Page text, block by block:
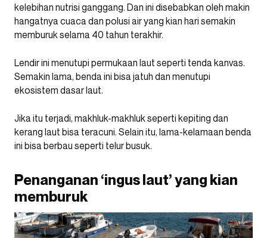
kelebihan nutrisi ganggang. Dan ini disebabkan oleh makin
hangatnya cuaca dan polusi air yang kian hari semakin
memburuk selama 40 tahun terakhir.
Lendir ini menutupi permukaan laut seperti tenda kanvas.
Semakin lama, benda ini bisa jatuh dan menutupi
ekosistem dasar laut.
Jika itu terjadi, makhluk-makhluk seperti kepiting dan
kerang laut bisa teracuni. Selain itu, lama-kelamaan benda
ini bisa berbau seperti telur busuk.
Penanganan ‘ingus laut’ yang kian
memburuk